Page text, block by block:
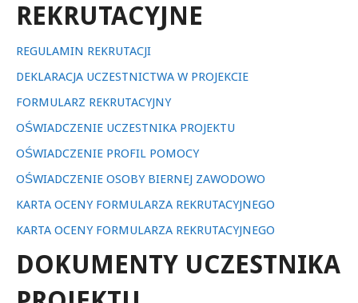
REKRUTACYJNE
REGULAMIN REKRUTACJI
DEKLARACJA UCZESTNICTWA W PROJEKCIE
FORMULARZ REKRUTACYJNY
OŚWIADCZENIE UCZESTNIKA PROJEKTU
OŚWIADCZENIE PROFIL POMOCY
OŚWIADCZENIE OSOBY BIERNEJ ZAWODOWO
KARTA OCENY FORMULARZA REKRUTACYJNEGO
KARTA OCENY FORMULARZA REKRUTACYJNEGO
DOKUMENTY UCZESTNIKA